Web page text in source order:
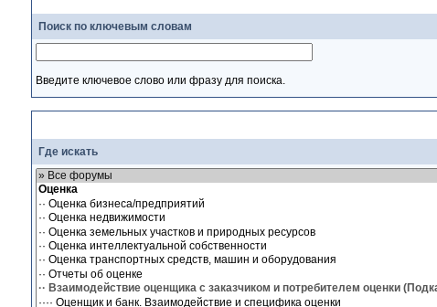
Поиск по ключевым словам
Введите ключевое слово или фразу для поиска.
Где искать